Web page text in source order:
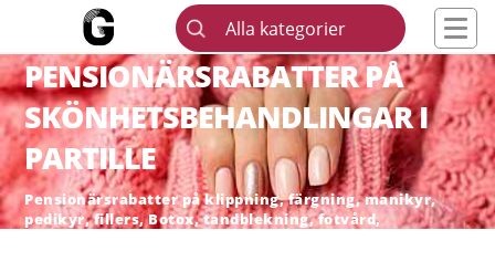
Alla kategorier
PENSIONÄRSRABATTER PÅ
SKÖNHETSBEHANDLINGAR I
PARTILLE
Pensionärsrabatter på klippning, färgning, manikyr,
pedikyr, fillers, Botox, tandblekning, fotvård,